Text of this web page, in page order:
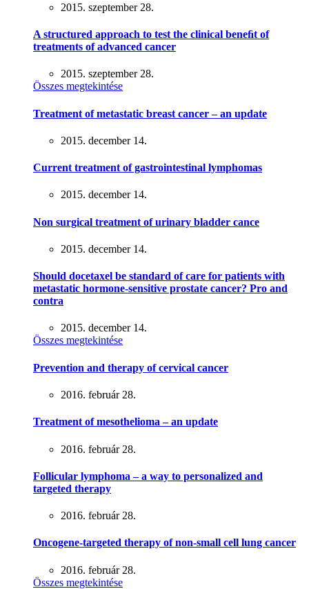
2015. szeptember 28.
A structured approach to test the clinical beneﬁt of
treatments of advanced cancer
2015. szeptember 28.
Összes megtekintése
Treatment of metastatic breast cancer – an update
2015. december 14.
Current treatment of gastrointestinal lymphomas
2015. december 14.
Non surgical treatment of urinary bladder cance
2015. december 14.
Should docetaxel be standard of care for patients with
metastatic hormone-sensitive prostate cancer? Pro and
contra
2015. december 14.
Összes megtekintése
Prevention and therapy of cervical cancer
2016. február 28.
Treatment of mesothelioma – an update
2016. február 28.
Follicular lymphoma – a way to personalized and
targeted therapy
2016. február 28.
Oncogene-targeted therapy of non-small cell lung cancer
2016. február 28.
Összes megtekintése